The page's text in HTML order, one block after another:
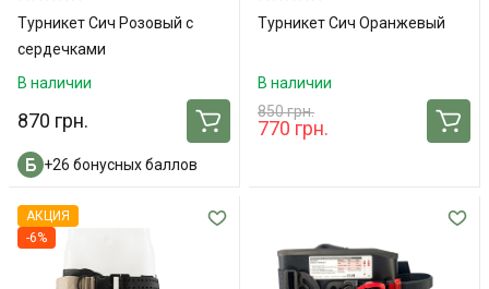
Турникет Сич Розовый с
сердечками
В наличии
870 грн.
+26 бонусных баллов
Турникет Сич Оранжевый
В наличии
850 грн.
770 грн.
АКЦИЯ
-6%